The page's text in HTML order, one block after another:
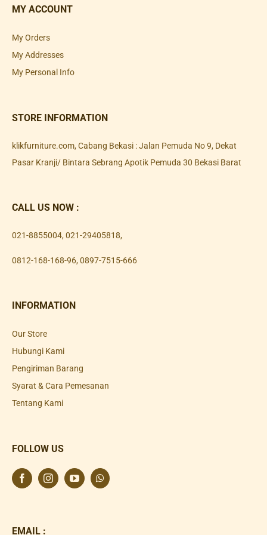
MY ACCOUNT
My Orders
My Addresses
My Personal Info
STORE INFORMATION
klikfurniture.com, Cabang Bekasi : Jalan Pemuda No 9, Dekat
Pasar Kranji/ Bintara Sebrang Apotik Pemuda 30 Bekasi Barat
CALL US NOW :
021-8855004, 021-29405818,
0812-168-168-96, 0897-7515-666
INFORMATION
Our Store
Hubungi Kami
Pengiriman Barang
Syarat & Cara Pemesanan
Tentang Kami
FOLLOW US
EMAIL :